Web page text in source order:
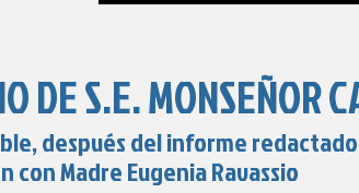
DE S.E. MONSEÑOR
después del informe
con Madre Eugenia Ravassio